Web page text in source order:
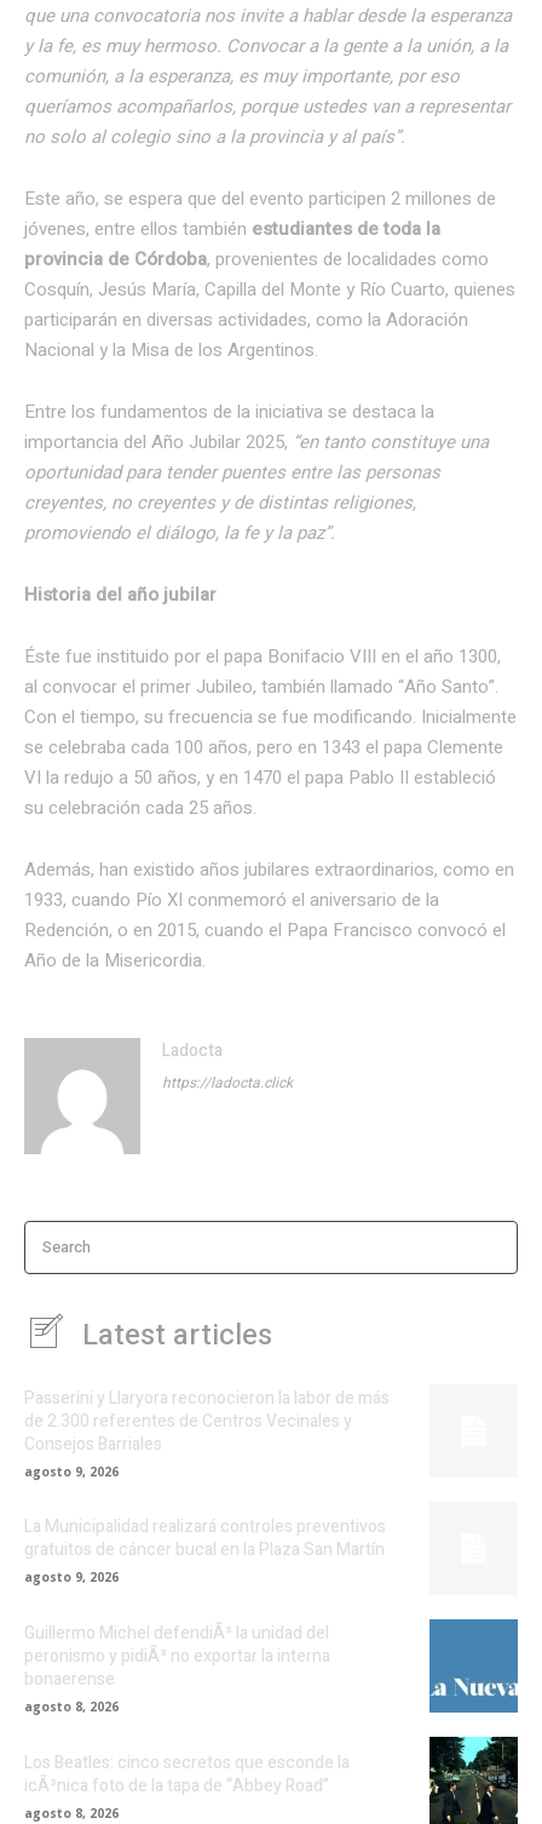
que una convocatoria nos invite a hablar desde la esperanza
y la fe, es muy hermoso. Convocar a la gente a la unión, a la
comunión, a la esperanza, es muy importante, por eso
queríamos acompañarlos, porque ustedes van a representar
no solo al colegio sino a la provincia y al país”.
Este año, se espera que del evento participen 2 millones de
jóvenes, entre ellos también estudiantes detoda la
provincia de Córdoba, provenientes de localidades como
Cosquín, Jesús María, Capilla del Monte y Río Cuarto, quienes
participarán en diversas actividades, como la Adoración
Nacional y la Misa de los Argentinos.
Entre los fundamentos de la iniciativa se destaca la
importancia del Año Jubilar 2025, “en tanto constituye una
oportunidad para tender puentes entre las personas
creyentes, no creyentes y de distintas religiones,
promoviendo el diálogo, la fe y la paz”.
Historia del año jubilar
Éste fue instituido por el papa Bonifacio VIII en el año 1300,
al convocar el primer Jubileo, también llamado “Año Santo”.
Con el tiempo, su frecuencia se fue modificando. Inicialmente
se celebraba cada 100 años, pero en 1343 el papa Clemente
VI la redujo a 50 años, y en 1470 el papa Pablo II estableció
su celebración cada 25 años.
Además, han existido años jubilares extraordinarios, como en
1933, cuando Pío XI conmemoró el aniversario de la
Redención, o en 2015, cuando el Papa Francisco convocó el
Año de la Misericordia.
Ladocta
https://ladocta.click
Search
Latest articles
Passerini y Llaryora reconocieron la labor de más
de 2.300 referentes de Centros Vecinales y
Consejos Barriales
agosto 9, 2026
La Municipalidad realizará controles preventivos
gratuitos de cáncer bucal en la Plaza San Martín
agosto 9, 2026
Guillermo Michel defendiÃ³ la unidad del
peronismo y pidiÃ³ no exportar la interna
bonaerense
agosto 8, 2026
Los Beatles: cinco secretos que esconde la
icÃ³nica foto de la tapa de “Abbey Road”
agosto 8, 2026